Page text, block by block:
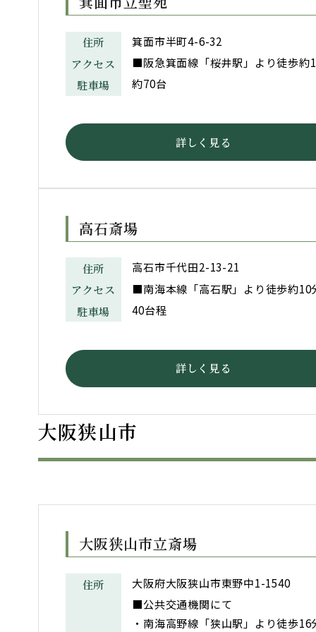
住所 箕面市半町4-6-32
アクセス ■阪急箕面線「桜井駅」より徒歩約
駐車場 約70台
詳しく見る
高石斎場
住所 高石市千代田2-13-21
アクセス ■南海本線「高石駅」より徒歩約10
駐車場 40台程
詳しく見る
大阪狭山市
大阪狭山市立斎場
住所
大阪府大阪狭山市東野中1-1540
■公共交通機関にて
・南海高野線「狭山駅」より徒歩16